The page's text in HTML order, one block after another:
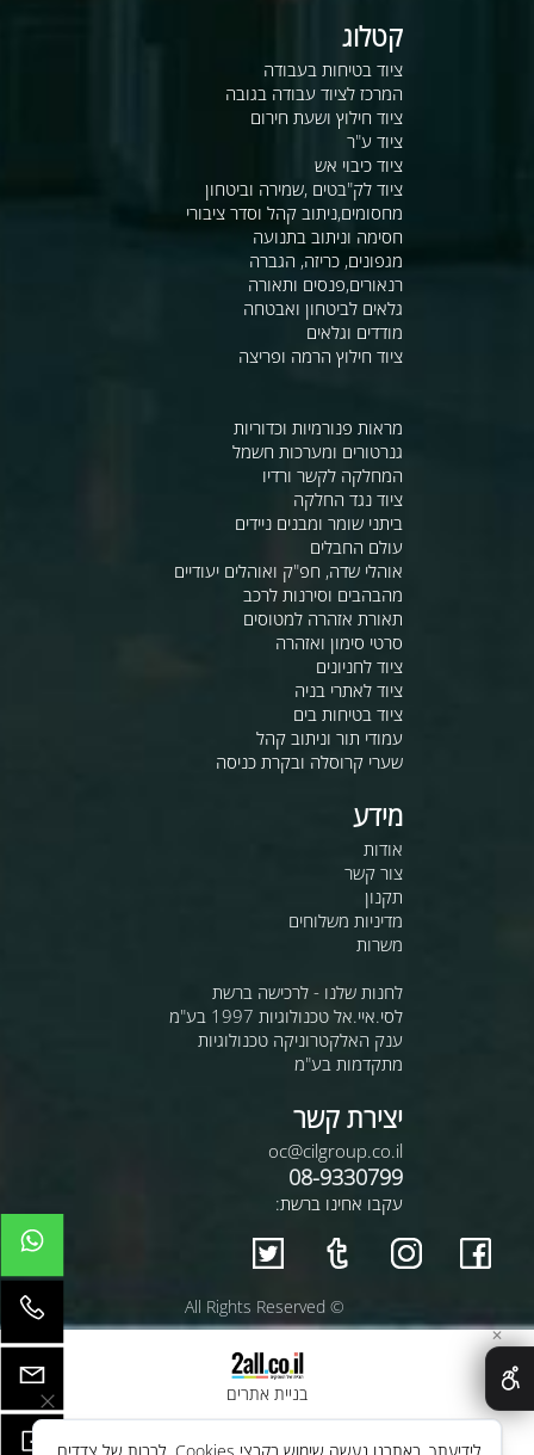
קטלוג
ציוד בטיחות בעבודה
המרכז לציוד עבודה בגובה
ציוד חילוץ ושעת חירום
ציוד ע"ר
ציוד כיבוי אש
ציוד לק"בטים ,שמירה וביטחון
מחסומים,ניתוב קהל וסדר ציבורי
חסימה וניתוב בתנועה
מגפונים, כריזה, הגברה
רנאורים,פנסים ותאורה
גלאים לביטחון ואבטחה
מודדים וגלאים
ציוד חילוץ הרמה ופריצה
מראות פנורמיות וכדוריות
גנרטורים ומערכות חשמל
המחלקה לקשר ורדיו
ציוד נגד החלקה
ביתני שומר ומבנים ניידים
עולם החבלים
אוהלי שדה, חפ"ק ואוהלים יעודיים
מהבהבים וסירנות לרכב
תאורת אזהרה למטוסים
סרטי סימון ואזהרה
ציוד לחניונים
ציוד לאתרי בניה
ציוד בטיחות בים
עמודי תור וניתוב קהל
שערי קרוסלה ובקרת כניסה
מידע
אודות
צור קשר
תקנון
מדיניות משלוחים
משרות
לחנות שלנו - לרכישה ברשת
לסי.איי.אל טכנולוגיות 1997 בע"מ
ענק האלקטרוניקה טכנולוגיות
מתקדמות בע"מ
יצירת קשר
oc@cilgroup.co.il
08-9330799
עקבו אחינו ברשת:
© All Rights Reserved
בניית אתרים
✕